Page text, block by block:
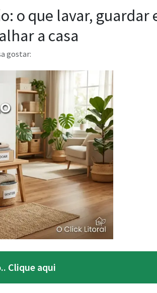
o que lavar, guardar
a casa
gostar:
Clique aqui